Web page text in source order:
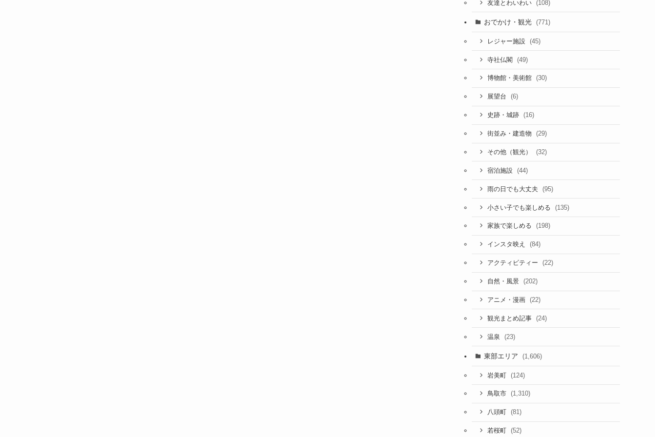
友達とわいわい (108)
おでかけ・観光 (771)
レジャー施設 (45)
寺社仏閣 (49)
博物館・美術館 (30)
展望台 (6)
史跡・城跡 (16)
街並み・建造物 (29)
その他（観光） (32)
宿泊施設 (44)
雨の日でも大丈夫 (95)
小さい子でも楽しめる (135)
家族で楽しめる (198)
インスタ映え (84)
アクティビティー (22)
自然・風景 (202)
アニメ・漫画 (22)
観光まとめ記事 (24)
温泉 (23)
東部エリア (1,606)
岩美町 (124)
鳥取市 (1,310)
八頭町 (81)
若桜町 (52)